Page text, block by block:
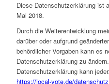
Diese Datenschutzerklärung ist
Mai 2018.
Durch die Weiterentwicklung
darüber oder aufgrund
behördlicher Vorgaben kann es
Datenschutzerklärung zu
Datenschutzerklärung kann
https://local-vote.de/datenschutz